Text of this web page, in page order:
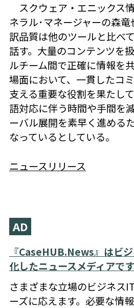
スクウェア・エニックス
ネラル･マネージャーの森
訳品質は他のツールと比べ
話す。大量のコンテンツを
ルチーム間で正確に情報を
場面において、一貫したコ
支える重要な役割を果たし
語対応に伴う時間や手間を
ーバル展開を素早く進める
なっているとしている。
ニュースリリース
AD
『CaseHUB.News』はビ
化したニュースメディアです
さまざまな立場のビジネス
ーズに応えます。必要な情